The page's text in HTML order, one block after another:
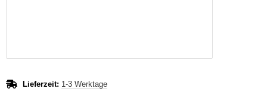
Lieferzeit: 1-3 Werktage